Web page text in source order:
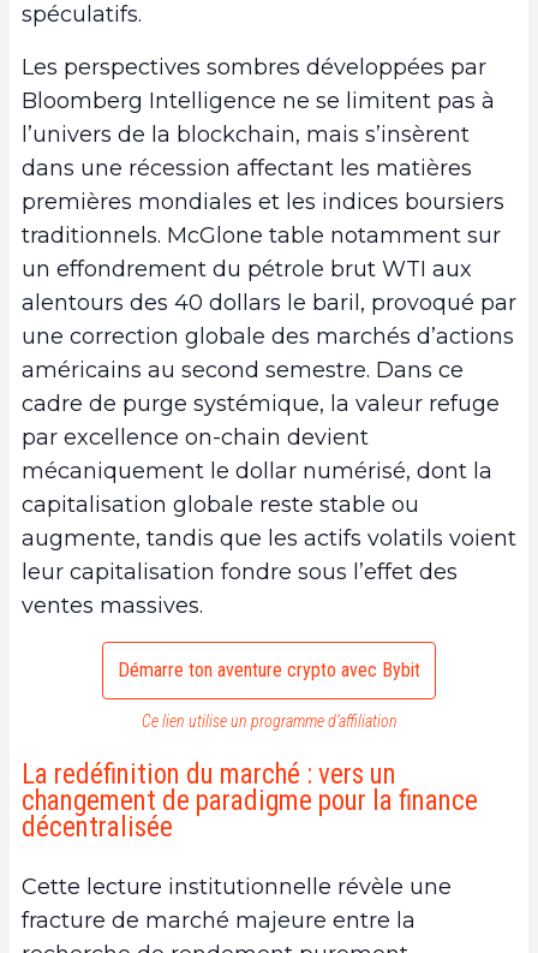
spéculatifs.
Les perspectives sombres développées par
Bloomberg Intelligence ne se limitent pas à
l’univers de la blockchain, mais s’insèrent
dans une récession affectant les matières
premières mondiales et les indices boursiers
traditionnels. McGlone table notamment sur
un effondrement du pétrole brut WTI aux
alentours des 40 dollars le baril, provoqué par
une correction globale des marchés d’actions
américains au second semestre. Dans ce
cadre de purge systémique, la valeur refuge
par excellence on-chain devient
mécaniquement le dollar numérisé, dont la
capitalisation globale reste stable ou
augmente, tandis que les actifs volatils voient
leur capitalisation fondre sous l’effet des
ventes massives.
Démarre ton aventure crypto avec Bybit
Ce lien utilise un programme d’affiliation
La redéfinition du marché : vers un
changement de paradigme pour la finance
décentralisée
Cette lecture institutionnelle révèle une
fracture de marché majeure entre la